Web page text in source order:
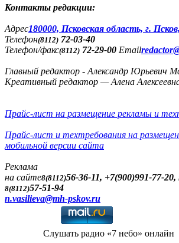
Контакты редакции:
Адреc180000, Псковская область, г.
Телефон(8112) 72-03-40
Телефон/факс(8112) 72-29-00 Email
Главный редактор - Александр Юрьевич
Креативный редактор — Алена
Прайс-лист на размещение рекламы и
Прайс-лист и техтребования на
мобильной версии сайта
Реклама
на сайте8(8112)56-36-11, +7(900)991-77-
8(8112)57-51-94
n.vasilieva@mh-pskov.ru
Слушать радио «7 небо» онлайн